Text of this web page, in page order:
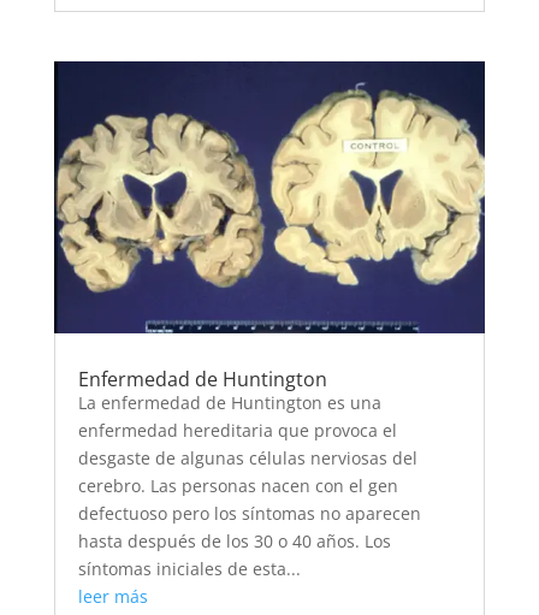
Enfermedad de Huntington
La enfermedad de Huntington es una
enfermedad hereditaria que provoca el
desgaste de algunas células nerviosas del
cerebro. Las personas nacen con el gen
defectuoso pero los síntomas no aparecen
hasta después de los 30 o 40 años. Los
síntomas iniciales de esta...
leer más